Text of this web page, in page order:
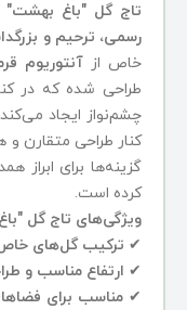
تاج گل "باغ بهشت"
رسمی، ترحیم و
خاص از آنتوریوم
طراحی شده که در
چشم‌نواز ایجاد
کنار طراحی متقارن و
گزینه‌ها برای ابراز
کرده است.
ویژگی‌های تاج گل
✔ ترکیب گل‌های
✔ ارتفاع مناسب و
✔مناسب برای